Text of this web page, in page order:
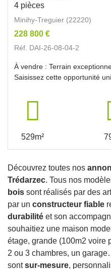
4 pièces
Minihy-Treguier (22220)
228 800 €
Réf. DAI-26-08-04-2
À vendre : Terrain
Saisissez cette opportunité
529m²
Découvrez toutes nos
Trédarzec. Tous nos
bois sont réalisés par des
par un constructeur fiable
durabilité et son
souhaitiez une maison
étage, grande (100m2 voire
2 ou 3 chambres, un
sontsur-mesure,